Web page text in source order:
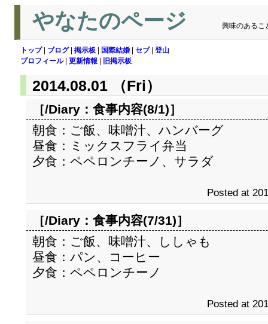
やなたのページ 興味のあるこ
トップ| ブログ| 掲示板 国際結婚 セブ| 登山
プロフィール| 更新情報 旧掲示板
2014.08.01 （Fri）
［/Diary： 食事内容(8/1)］
朝食：ご飯、味噌汁、ハンバーグ
昼食：ミックスフライ弁当
夕食：ペペロンチーノ、サラダ
Posted at
［/Diary： 食事内容(7/31)］
朝食：ご飯、味噌汁、ししゃも
昼食：パン、コーヒー
夕食：ペペロンチーノ
Posted at